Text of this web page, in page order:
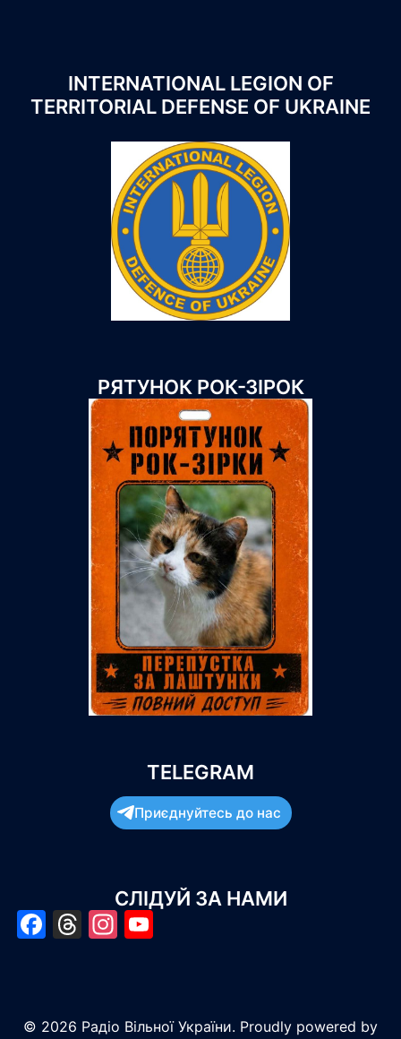
INTERNATIONAL LEGION OF
TERRITORIAL DEFENSE OF UKRAINE
РЯТУНОК РОК-ЗІРОК
TELEGRAM
Приєднуйтесь до нас
СЛІДУЙ ЗА НАМИ
Facebook
Threads
Instagram
© 2026 Радіо Вільної України. Proudly powered by